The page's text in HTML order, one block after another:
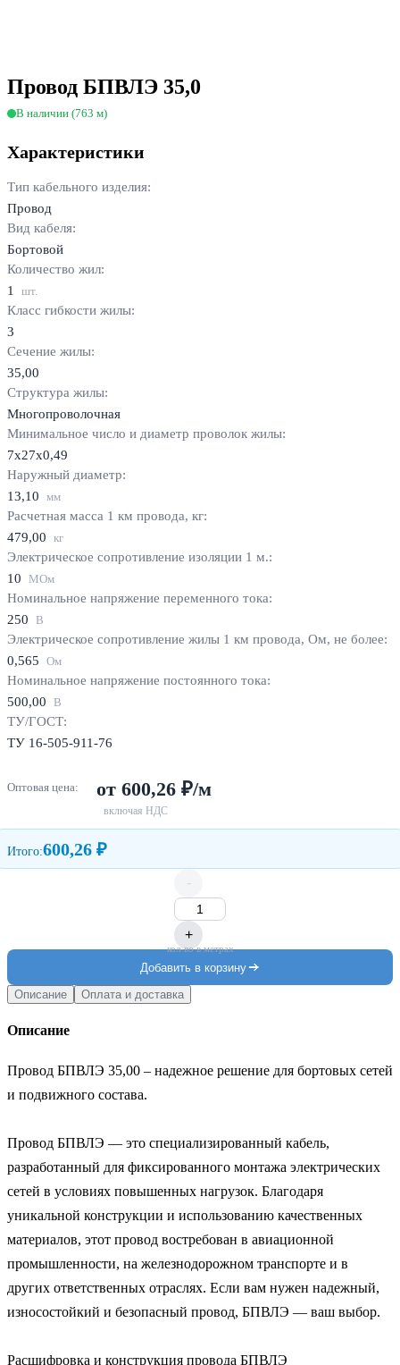
Провод БПВЛЭ 35,0
В наличии (763 м)
Характеристики
Тип кабельного изделия:
Провод
Вид кабеля:
Бортовой
Количество жил:
1
шт.
Класс гибкости жилы:
3
Сечение жилы:
35,00
Структура жилы:
Многопроволочная
Минимальное число и диаметр проволок жилы:
7х27х0,49
Наружный диаметр:
13,10 мм
Расчетная масса 1 км провода, кг:
479,00 кг
Электрическое сопротивление изоляции 1 м.:
10 МОм
Номинальное напряжение переменного тока:
250 В
Электрическое сопротивление жилы 1 км провода, Ом, не более:
0,565 Ом
Номинальное напряжение постоянного тока:
500,00 В
ТУ/ГОСТ:
ТУ 16-505-911-76
Оптовая цена: от 600,26 ₽/м
включая НДС
Итого:600,26 ₽
-
+
кол-во в метрах
Добавить в корзину
Описание Оплата и доставка
Описание
Провод БПВЛЭ 35,00 – надежное решение для бортовых сетей
и подвижного состава.
Провод БПВЛЭ — это специализированный кабель,
разработанный для фиксированного монтажа электрических
сетей в условиях повышенных нагрузок. Благодаря
уникальной конструкции и использованию качественных
материалов, этот провод востребован в авиационной
промышленности, на железнодорожном транспорте и в
других ответственных отраслях. Если вам нужен надежный,
износостойкий и безопасный провод, БПВЛЭ — ваш выбор.
Расшифровка и конструкция провода БПВЛЭ